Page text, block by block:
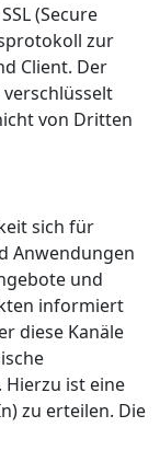
(Secure
zur
Client. Der
von Dritten
sich für
Anwendungen
und
informiert
diese Kanäle
ist eine
zu erteilen. Die